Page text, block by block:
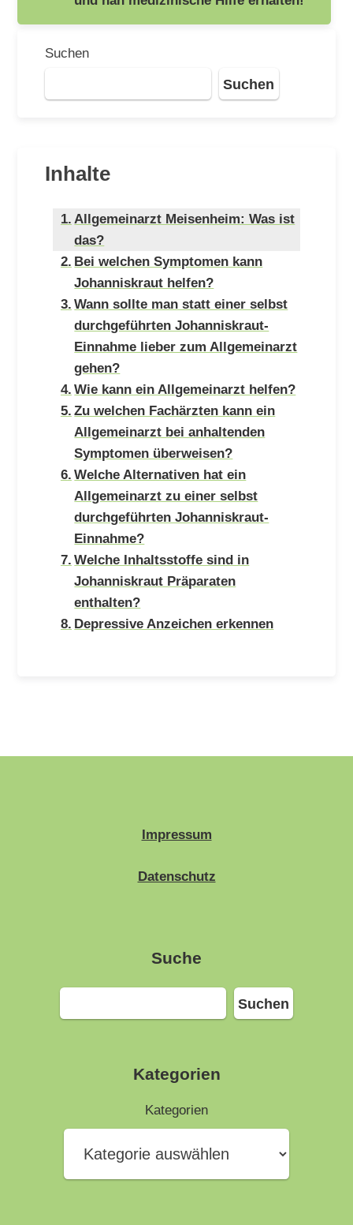
Suchen
Suchen
Inhalte
Allgemeinarzt Meisenheim: Was ist
das?
Bei welchen Symptomen kann
Johanniskraut helfen?
Wann sollte man statt einer selbst
durchgeführten Johanniskraut-
Einnahme lieber zum Allgemeinarzt
gehen?
Wie kann ein Allgemeinarzt helfen?
Zu welchen Fachärzten kann ein
Allgemeinarzt bei anhaltenden
Symptomen überweisen?
Welche Alternativen hat ein
Allgemeinarzt zu einer selbst
durchgeführten Johanniskraut-
Einnahme?
Welche Inhaltsstoffe sind in
Johanniskraut Präparaten
enthalten?
Depressive Anzeichen erkennen
Impressum
Datenschutz
Suche
Suchen
Suchen
Kategorien
Kategorien